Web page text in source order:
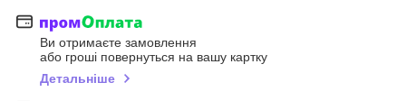
Ви отримаєте замовлення
або гроші повернуться на вашу картку
Детальніше